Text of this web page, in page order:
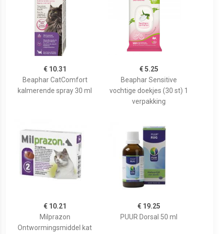
€ 10.31
Beaphar CatComfort
kalmerende spray 30 ml
€ 5.25
Beaphar Sensitive
vochtige doekjes (30 st) 1
verpakking
€ 10.21
Milprazon
Ontwormingsmiddel kat
€ 19.25
PUUR Dorsal 50 ml